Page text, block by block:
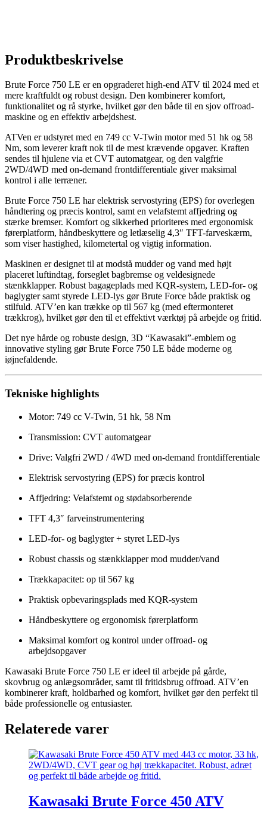
Produktbeskrivelse
Brute Force 750 LE er en opgraderet high-end ATV til 2024 med et
mere kraftfuldt og robust design. Den kombinerer komfort,
funktionalitet og rå styrke, hvilket gør den både til en sjov offroad-
maskine og en effektiv arbejdshest.
ATVen er udstyret med en 749 cc V-Twin motor med 51 hk og 58
Nm, som leverer kraft nok til de mest krævende opgaver. Kraften
sendes til hjulene via et CVT automatgear, og den valgfrie
2WD/4WD med on-demand frontdifferentiale giver maksimal
kontrol i alle terræner.
Brute Force 750 LE har elektrisk servostyring (EPS) for overlegen
håndtering og præcis kontrol, samt en velafstemt affjedring og
stærke bremser. Komfort og sikkerhed prioriteres med ergonomisk
førerplatform, håndbeskyttere og letlæselig 4,3″ TFT-farveskærm,
som viser hastighed, kilometertal og vigtig information.
Maskinen er designet til at modstå mudder og vand med højt
placeret luftindtag, forseglet bagbremse og veldesignede
stænkklapper. Robust bagageplads med KQR-system, LED-for- og
baglygter samt styrede LED-lys gør Brute Force både praktisk og
stilfuld. ATV’en kan trække op til 567 kg (med eftermonteret
trækkrog), hvilket gør den til et effektivt værktøj på arbejde og fritid.
Det nye hårde og robuste design, 3D “Kawasaki”-emblem og
innovative styling gør Brute Force 750 LE både moderne og
iøjnefaldende.
Tekniske highlights
Motor: 749 cc V-Twin, 51 hk, 58 Nm
Transmission: CVT automatgear
Drive: Valgfri 2WD / 4WD med on-demand frontdifferentiale
Elektrisk servostyring (EPS) for præcis kontrol
Affjedring: Velafstemt og stødabsorberende
TFT 4,3″ farveinstrumentering
LED-for- og baglygter + styret LED-lys
Robust chassis og stænkklapper mod mudder/vand
Trækkapacitet: op til 567 kg
Praktisk opbevaringsplads med KQR-system
Håndbeskyttere og ergonomisk førerplatform
Maksimal komfort og kontrol under offroad- og
arbejdsopgaver
Kawasaki Brute Force 750 LE er ideel til arbejde på gårde,
skovbrug og anlægsområder, samt til fritidsbrug offroad. ATV’en
kombinerer kraft, holdbarhed og komfort, hvilket gør den perfekt til
både professionelle og entusiaster.
Relaterede varer
Kawasaki Brute Force 450 ATV